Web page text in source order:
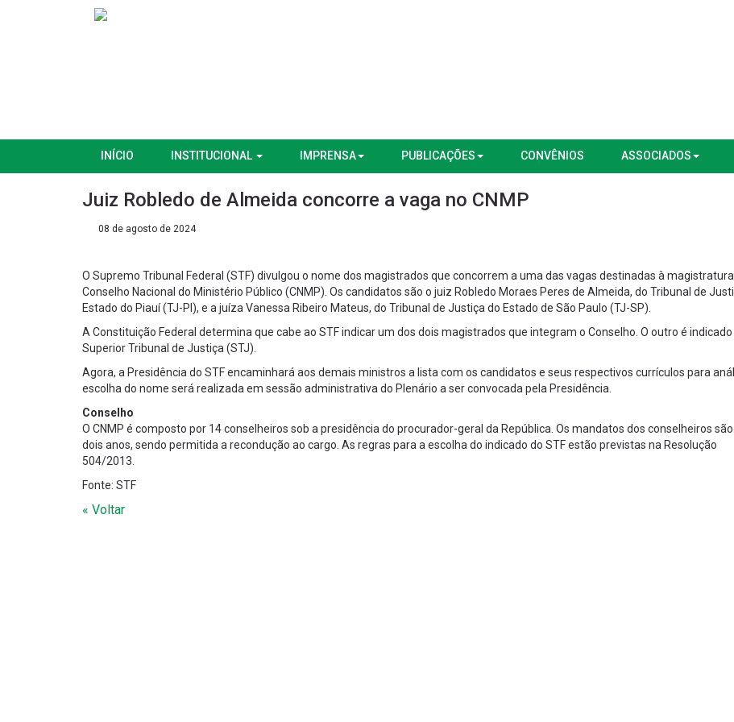
INÍCIO INSTITUCIONAL IMPRENSA PUBLICAÇÕES CONVÊNIOS ASSOCIADOS
Juiz Robledo de Almeida concorre a vaga no CNMP
08 de agosto de 2024
O Supremo Tribunal Federal (STF) divulgou o nome dos magistrados que concorrem a uma das vagas destinadas à
Conselho Nacional do Ministério Público (CNMP). Os candidatos são o juiz Robledo Moraes Peres de Almeida, do Tribunal de
Estado do Piauí (TJ-PI), e a juíza Vanessa Ribeiro Mateus, do Tribunal de Justiça do Estado de São Paulo (TJ-SP).
A Constituição Federal determina que cabe ao STF indicar um dos dois magistrados que integram o Conselho. O outro é indicado
Superior Tribunal de Justiça (STJ).
Agora, a Presidência do STF encaminhará aos demais ministros a lista com os candidatos e seus respectivos currículos para
escolha do nome será realizada em sessão administrativa do Plenário a ser convocada pela Presidência.
Conselho
O CNMP é composto por 14 conselheiros sob a presidência do procurador-geral da República. Os mandatos dos conselheiros
dois anos, sendo permitida a recondução ao cargo. As regras para a escolha do indicado do STF estão previstas na Resolução
504/2013.
Fonte: STF
« Voltar